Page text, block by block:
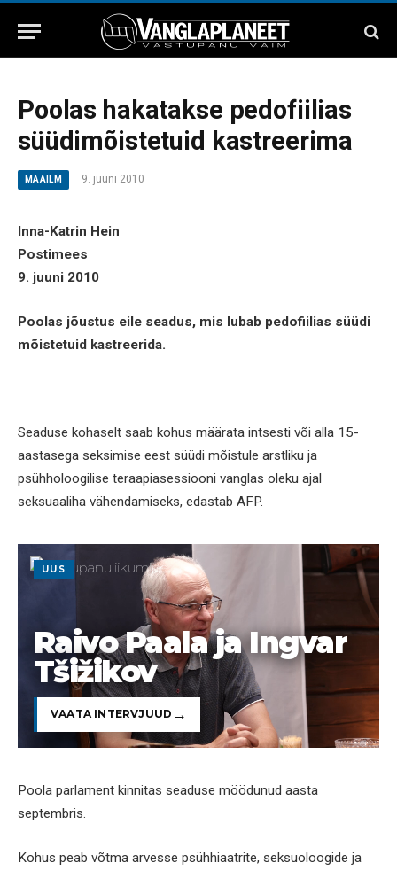
Poolas hakatakse pedofiilias
süüdimõistetuid kastreerima
MAAILM 9. juuni 2010
Inna-Katrin Hein
Postimees
9. juuni 2010
Poolas jõustus eile seadus, mis lubab pedofiilias süüdi
mõistetuid kastreerida.
Seaduse kohaselt saab kohus määrata intsesti või alla 15-
aastasega seksimise eest süüdi mõistule arstliku ja
psühholoogilise teraapiasessiooni vanglas oleku ajal
seksuaaliha vähendamiseks, edastab AFP.
UUS
Raivo Paala ja Ingvar
Tšižikov
VAATA INTERVJUUD
Poola parlament kinnitas seaduse möödunud aasta
septembris.
Kohus peab võtma arvesse psühhiaatrite, seksuoloogide ja